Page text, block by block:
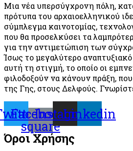
Μια νέα υπερσύγχρονη πόλη,
πρότυπα του αρχαιοελληνικού
σύμπλεγμα καινοτομίας,
που θα προσελκύσει τα
για την αντιμετώπιση των
Ίσως το μεγαλύτερο
αυτή τη στιγμή, το οποίο οι
φιλοδοξούν να κάνουν πράξη,
της Γης, στους Δελφούς.
Facebook-
square
Instagram
Linkedin
Όροι Χρήσης